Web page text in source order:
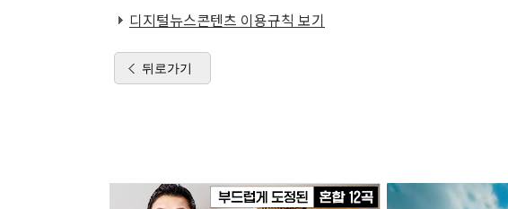
디지털뉴스콘텐츠 이용규칙 보기
뒤로가기